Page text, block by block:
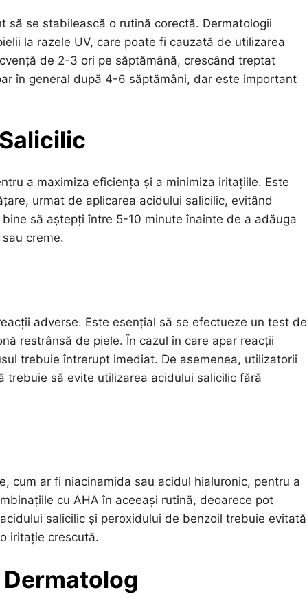
să se stabilească o rutină corectă. Dermatologii
la razele UV, care poate fi cauzată de utilizarea
de 2-3 ori pe săptămână, crescând treptat
în general după 4-6 săptămâni, dar este important
a maximiza eficiența și a minimiza iritațiile. Este
urmat de aplicarea acidului salicilic, evitând
să aștepți între 5-10 minute înainte de a adăuga
creme.
adverse. Este esențial să se efectueze un test de
restrânsă de piele. În cazul în care apar reacții
trebuie întrerupt imediat. De asemenea, utilizatorii
trebuie să evite utilizarea acidului salicilic fără
cum ar fi niacinamida sau acidul hialuronic, pentru a
cu AHA în aceeași rutină, deoarece pot
salicilic și peroxidului de benzoil trebuie evitată
iritație crescută.